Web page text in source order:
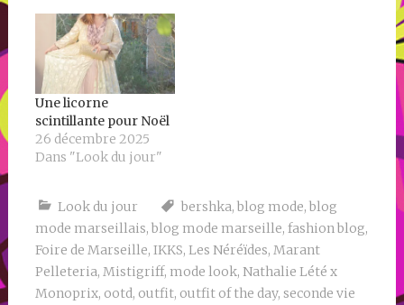
Une licorne
scintillante pour Noël
26 décembre 2025
Dans "Look du jour"
Look du jour bershka, blog mode, blog
mode marseillais, blog mode marseille, fashion blog,
Foire de Marseille, IKKS, Les Néréïdes, Marant
Pelleteria, Mistigriff, mode look, Nathalie Lété x
Monoprix, ootd, outfit, outfit of the day, seconde vie